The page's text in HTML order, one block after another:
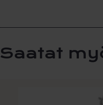
Saatat